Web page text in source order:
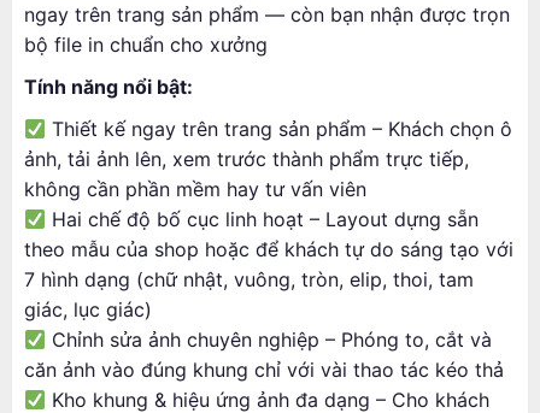
ngay trên trang sản phẩm — còn bạn nhận được trọn
bộ file in chuẩn cho xưởng
Tính năng nổi bật:
Thiết kế ngay trên trang sản phẩm – Khách chọn ô
ảnh, tải ảnh lên, xem trước thành phẩm trực tiếp,
không cần phần mềm hay tư vấn viên
Hai chế độ bố cục linh hoạt – Layout dựng sẵn
theo mẫu của shop hoặc để khách tự do sáng tạo với
7 hình dạng (chữ nhật, vuông, tròn, elip, thoi, tam
giác, lục giác)
Chỉnh sửa ảnh chuyên nghiệp – Phóng to, cắt và
căn ảnh vào đúng khung chỉ với vài thao tác kéo thả
Kho khung & hiệu ứng ảnh đa dạng – Cho khách